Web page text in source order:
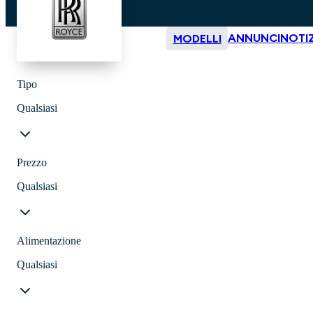
MODELLI ANNUNCI
Tipo
Qualsiasi
Prezzo
Qualsiasi
Alimentazione
Qualsiasi